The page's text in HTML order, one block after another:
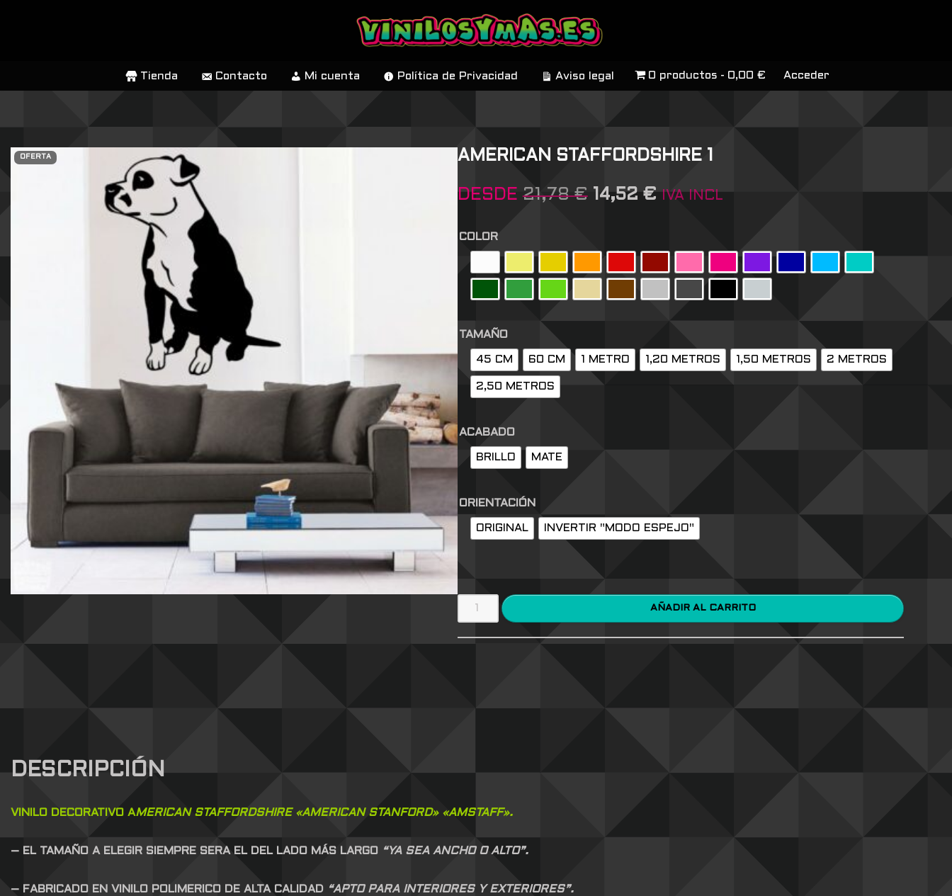
Tienda Contacto Mi cuenta Política de Privacidad Aviso legal 0 productos 0,00 € Acceder
OFERTA AMERICAN STAFFORDSHIRE 1
DESDE 21,78€ 14,52€ IVA INCL
COLOR
TAMAÑO
45 CM 60 CM 1 METRO 1,20 METROS 1,50 METROS 2 METROS
2,50 METROS
ACABADO
BRILLO MATE
ORIENTACIÓN
ORIGINAL INVERTIR "MODO ESPEJO"
AÑADIR AL CARRITO
DESCRIPCIÓN
VINILO DECORATIVO AMERICAN STAFFORDSHIRE «AMERICAN STANFORD» «AMSTAFF».
– EL TAMAÑO A ELEGIR SIEMPRE SERA EL DEL LADO MÁS LARGO “YA SEA ANCHO O ALTO”.
– FABRICADO EN VINILO POLIMERICO DE ALTA CALIDAD “APTO PARA INTERIORES Y EXTERIORES”.